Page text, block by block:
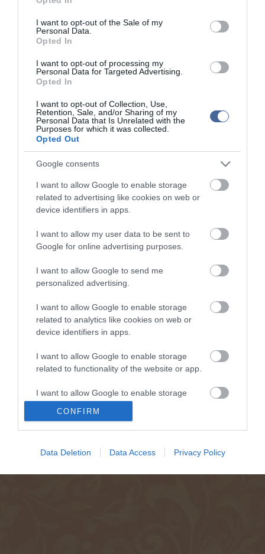
use your data for below specified purposes in below Google
consent section.
I want to opt-out of the Sale of my
Personal Data.
Opted In
I want to opt-out of processing my
Personal Data for Targeted Advertising.
Opted In
I want to opt-out of Collection, Use,
Retention, Sale, and/or Sharing of my
Personal Data that Is Unrelated with the
Purposes for which it was collected.
Opted Out
Google consents
I want to allow Google to enable storage
related to advertising like cookies on web or
device identifiers in apps.
I want to allow my user data to be sent to
Google for online advertising purposes.
I want to allow Google to send me
personalized advertising.
I want to allow Google to enable storage
related to analytics like cookies on web or
device identifiers in apps.
I want to allow Google to enable storage
related to functionality of the website or app.
I want to allow Google to enable storage
related to personalization.
I want to allow Google to enable storage
functionality and fraud prevention, and other
CONFIRM
Data Deletion Data Access Privacy Policy